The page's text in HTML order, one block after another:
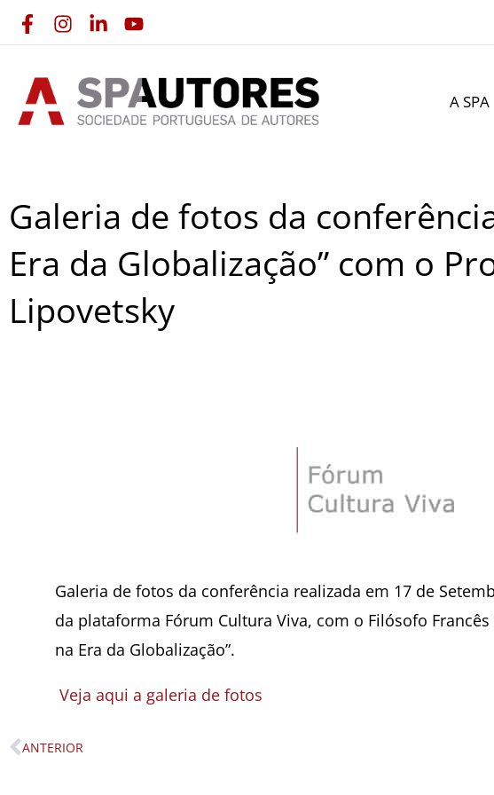
Skip
content
A SPA
Galeria de fotos da
Era da Globalização” com o
Lipovetsky
Galeria de fotos da conferência realizada em 17 de
da plataforma Fórum Cultura Viva, com o Filósofo
na Era da Globalização”.
Veja aqui a galeria de fotos
Prev
ANTERIOR